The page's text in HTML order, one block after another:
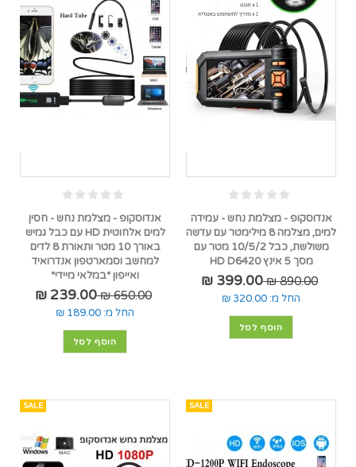
אנדוסקופ - מצלמת נחש - עמידה
למים, מצלמה 8 מילימטר עם עדשה
משולשת, כבל 10/5/2 מטר עם
מסך 5 אינץ HD D6420
890.00 ₪
399.00 ₪
החל מ: 320.00 ₪
הוסף לסל
אנדוסקופ - מצלמת נחש - חסין
למים אלחוטית HD עם כבל גמיש
באורך 10 מטר ותאורת 8 לדים
למחשב וסמארטפון אנדרואיד
ואייפון *במלאי מיידי*
650.00 ₪
239.00 ₪
החל מ: 189.00 ₪
הוסף לסל
SALE
SALE